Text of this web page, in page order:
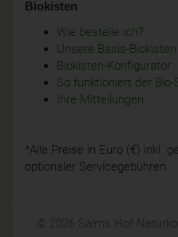
Biokisten
Wie bestelle ich?
Unsere Basis-Biokisten
Biokisten-Konfigurator
So funktioniert der Bio-
Ihre Mitteilungen
*Alle Preise in Euro (€) inkl.
optionaler Servicegebühren.
© 2026 Salms Hof